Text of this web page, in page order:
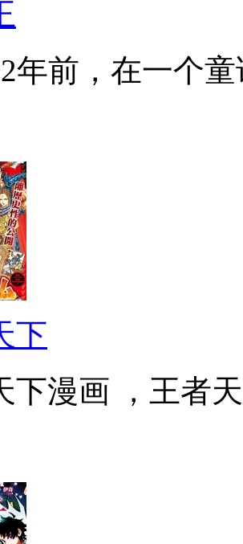
年前，在一个
下
下漫画 ，王者